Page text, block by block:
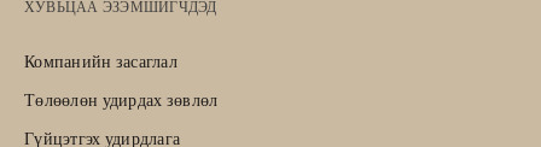
ХУВЬЦАА ЭЗЭМШИГЧДЭД
Компанийн засаглал
Төлөөлөн удирдах зөвлөл
Гүйцэтгэх удирдлага